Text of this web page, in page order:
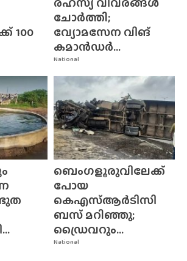
100
National
ചോർത്തി;
വ്യോമസേന വിങ്‌
കമാൻഡർ...
National
ബെംഗളൂരുവിലേക്ക്
പോയ
കെഎസ്ആർടിസി
ബസ് മറിഞ്ഞു;
ഡ്രൈവറും...